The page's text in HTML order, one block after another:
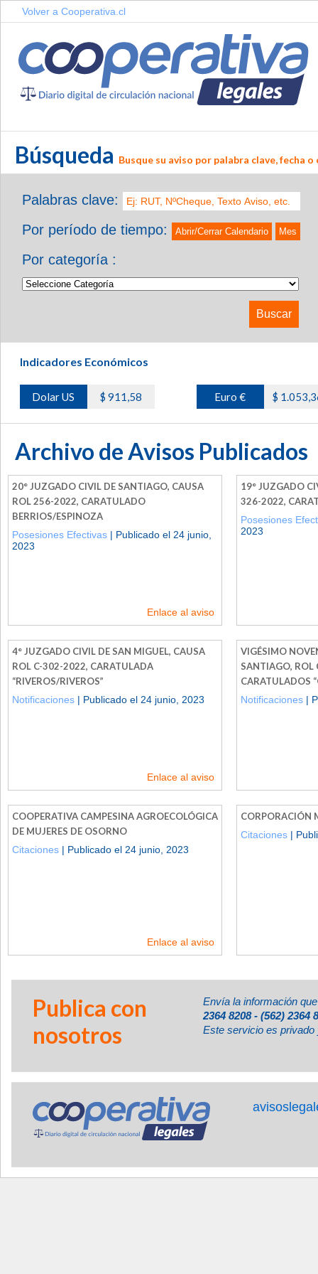
Volver a Cooperativa.cl
Búsqueda Busque su aviso por palabra clave, fecha
Palabras clave:
Por período de tiempo:
Abrir/Cerrar Calendario Mes
Por categoría :
Indicadores Económicos
Dolar US $ 911,58 Euro € $
Archivo de Avisos Publicados
20° JUZGADO CIVIL DE SANTIAGO, CAUSA
ROL 256-2022, CARATULADO
BERRIOS/ESPINOZA
Posesiones Efectivas | Publicado el 24 junio,
2023
Enlace al aviso
19° JUZGADO
326-2022,
Posesiones
2023
4° JUZGADO CIVIL DE SAN MIGUEL, CAUSA
ROL C-302-2022, CARATULADA
“RIVEROS/RIVEROS”
Notificaciones | Publicado el 24 junio, 2023
Enlace al aviso
VIGÉSIMO
SANTIAGO,
CARATULADOS
Notificaciones |
COOPERATIVA CAMPESINA AGROECOLÓGICA
DE MUJERES DE OSORNO
Citaciones | Publicado el 24 junio, 2023
Enlace al aviso
CORPORACIÓN
Citaciones |
Publica con
nosotros
Envía la información
2364 8208 - (562) 2364
Este servicio es privado